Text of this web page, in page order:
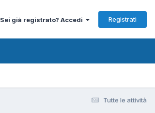
Sei già registrato? Accedi Registrati
Tutte le attività